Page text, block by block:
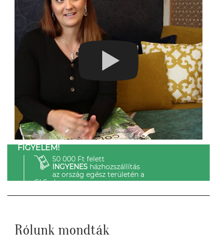
FIGYELEM!
50 000 Ft felett
INGYENESházhozszállítás
az ország egész területén a
GLS-el.
Rólunk mondták